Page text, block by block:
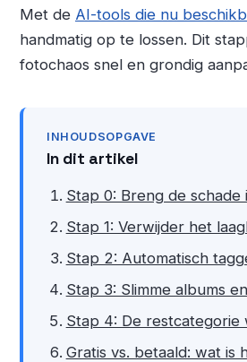
Met de AI-tools die nu
handmatig op te lossen. Dit
fotochaos snel en grondig
INHOUDSOPGAVE
In dit artikel
Stap 0: Breng de schade
Stap 1: Verwijder het
Stap 2: Automatisch
Stap 3: Slimme albums
Stap 4: De
Gratis vs. betaald: wat is